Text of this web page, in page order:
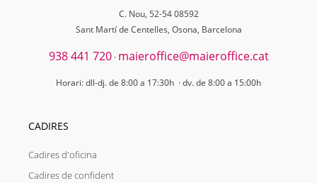
C. Nou, 52-54 08592
Sant Martí de Centelles, Osona, Barcelona
938 441 720· maieroffice@maieroffice.cat
Horari: dll-dj. de 8:00 a 17:30h · dv. de 8:00 a 15:00h
CADIRES
Cadires d'oficina
Cadires de confident